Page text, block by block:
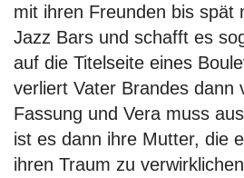
mit ihren Freunden bis spät
Jazz Bars und schafft es
auf die Titelseite eines
verliert Vater Brandes dann
Fassung und Vera muss
ist es dann ihre Mutter, die
ihren Traum zu